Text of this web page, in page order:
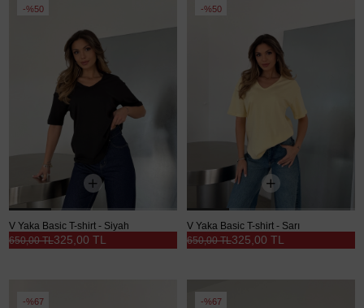
%50
V Yaka Basic T-shirt - Siyah
325,00 TL
650,00 TL
%50
V Yaka Basic T-shirt - Sarı
325,00 TL
650,00 TL
%67 %67